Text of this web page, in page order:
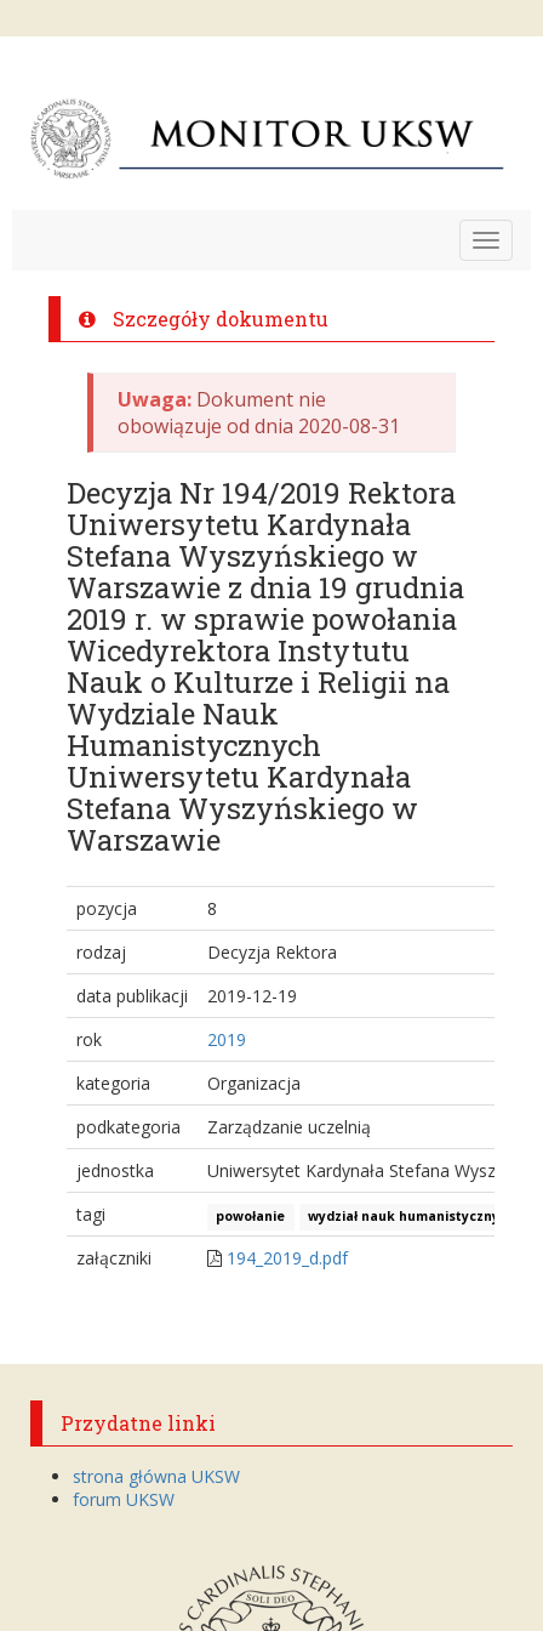
Toggle
Szczegóły dokumentu
Uwaga: Dokument nie
obowiązuje od dnia 2020-08-31
Decyzja Nr 194/2019 Rektora
Uniwersytetu Kardynała
Stefana Wyszyńskiego w
Warszawie z dnia 19 grudnia
2019 r. w sprawie powołania
Wicedyrektora Instytutu
Nauk o Kulturze i Religii na
Wydziale Nauk
Humanistycznych
Uniwersytetu Kardynała
Stefana Wyszyńskiego w
Warszawie
pozycja
8
rodzaj
Decyzja Rektora
data publikacji
2019-12-19
rok
2019
kategoria
Organizacja
podkategoria
Zarządzanie uczelnią
jednostka
Uniwersytet Kardynała Stefana
tagi
powołanie wydział nauk humanistycznych
załączniki 194_2019_d.pdf
Przydatne linki
strona główna UKSW
forum UKSW